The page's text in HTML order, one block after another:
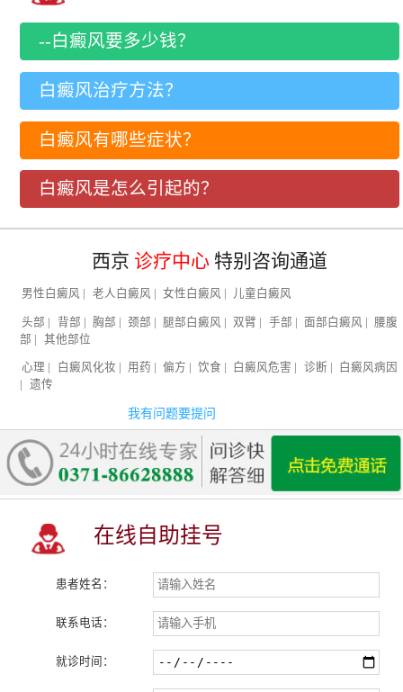
--白癜风要多少钱？
白癜风治疗方法？
白癜风有哪些症状？
白癜风是怎么引起的？
西京 诊疗中心 特别咨询通道
男性白癜风 老人白癜风 女性白癜风 儿童白癜风
头部 | 背部 | 胸部 | 颈部 | 腿部白癜风 | 双臂 | 手部 | 面部白癜风 | 腰腹
部 | 其他部位
心理 白癜风化妆 用药 偏方 饮食 白癜风危害 诊断
白癜风病因
遗传
我有问题要提问
在线自助挂号
患者姓名：
联系电话：
就诊时间：